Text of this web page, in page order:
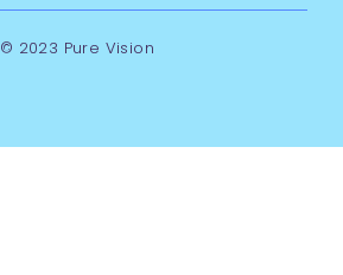
© 2023 Pure Vision